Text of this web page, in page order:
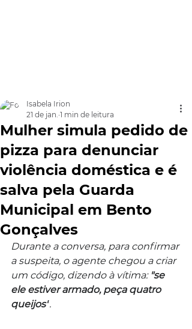
Mulher simula pedido de
pizza para denunciar
violência doméstica e é
salva pela Guarda
Municipal em Bento
Gonçalves
Isabela Irion
21 de jan. 1 min de leitura
Durante a conversa, para confirmar
a suspeita, o agente chegou a criar
um código, dizendo à vítima: "se
ele estiver armado, peça quatro
queijos".